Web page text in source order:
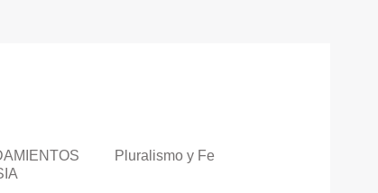
Pluralismo y Fe